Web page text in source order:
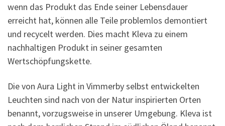
wenn das Produkt das Ende seiner Lebensdauer
erreicht hat, können alle Teile problemlos demontiert
und recycelt werden. Dies macht Kleva zu einem
nachhaltigen Produkt in seiner gesamten
Wertschöpfungskette.
Die von Aura Light in Vimmerby selbst entwickelten
Leuchten sind nach von der Natur inspirierten Orten
benannt, vorzugsweise in unserer Umgebung. Kleva ist